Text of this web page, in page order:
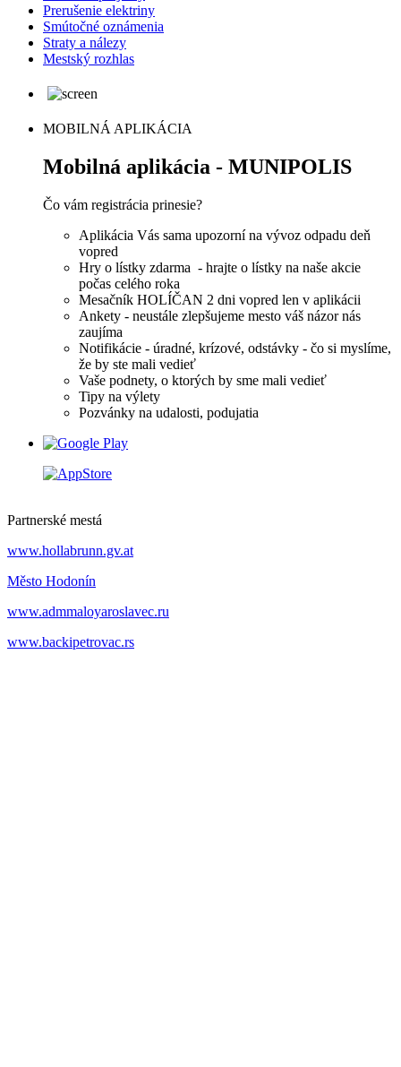
Prerušenie elektriny
Smútočné oznámenia
Straty a nálezy
Mestský rozhlas
MOBILNÁ APLIKÁCIA
Mobilná aplikácia - MUNIPOLIS
Čo vám registrácia prinesie?
Aplikácia Vás sama upozorní na vývoz odpadu deň
vopred
Hry o lístky zdarma - hrajte o lístky na naše akcie
počas celého roka
Mesačník HOLÍČAN 2 dni vopred len v aplikácii
Ankety - neustále zlepšujeme mesto váš názor nás
zaujíma
Notifikácie - úradné, krízové, odstávky - čo si myslíme,
že by ste mali vedieť
Vaše podnety, o ktorých by sme mali vedieť
Tipy na výlety
Pozvánky na udalosti, podujatia
Partnerské mestá
www.hollabrunn.gv.at
Město Hodonín
www.admmaloyaroslavec.ru
www.backipetrovac.rs